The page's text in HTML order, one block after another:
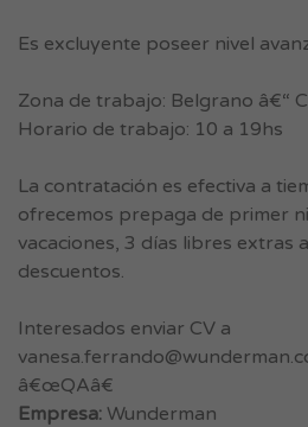
Es excluyente poseer nivel
Zona de trabajo: Belgrano â€“
Horario de trabajo: 10 a 19hs
La contratación es efectiva a
ofrecemos prepaga de primer
vacaciones, 3 días libres extras
descuentos.
Interesados enviar CV a
â€œQAâ€
Empresa: Wunderman